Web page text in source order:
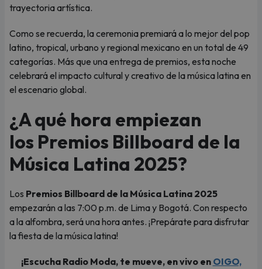
trayectoria artística.
Como se recuerda, la ceremonia premiará a lo mejor del pop
latino, tropical, urbano y regional mexicano en un total de 49
categorías. Más que una entrega de premios, esta noche
celebrará el impacto cultural y creativo de la música latina en
el escenario global.
¿A qué hora empiezan
los Premios Billboard de la
Música Latina 2025?
Los Premios Billboard de la Música Latina 2025
empezarán a las 7:00 p.m. de Lima y Bogotá. Con respecto
a la alfombra, será una hora antes. ¡Prepárate para disfrutar
la fiesta de la música latina!
¡Escucha Radio Moda, te mueve, en vivo en OIGO,